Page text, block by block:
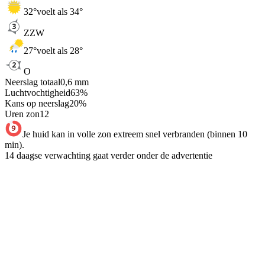
32°voelt als 34°
ZZW
27°voelt als 28°
O
Neerslag totaal0,6 mm
Luchtvochtigheid63%
Kans op neerslag20%
Uren zon12
Je huid kan in volle zon extreem snel verbranden (binnen 10
min).
14 daagse verwachting gaat verder onder de advertentie